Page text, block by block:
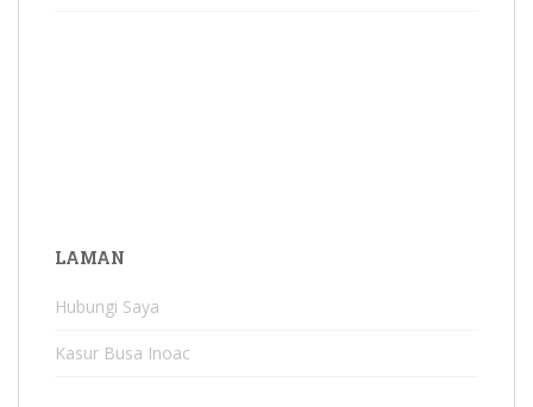
LAMAN
Hubungi Saya
Kasur Busa Inoac